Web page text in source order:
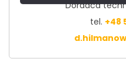
Doradca
tel. +48